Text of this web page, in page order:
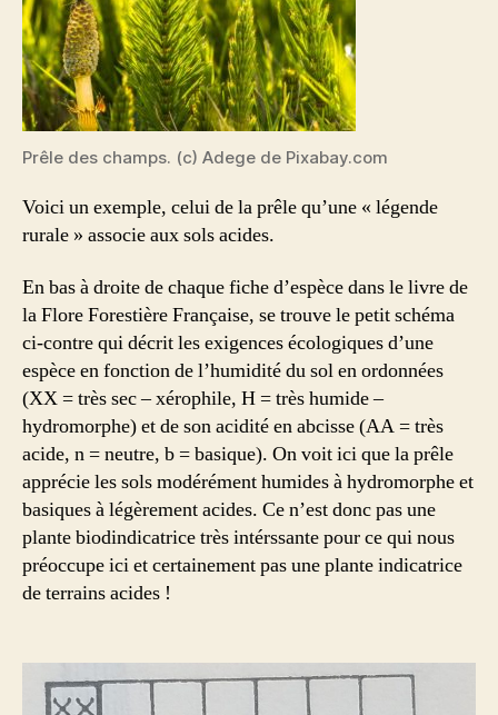
Prêle des champs. (c) Adege de Pixabay.com
Voici un exemple, celui de la prêle qu’une « légende
rurale » associe aux sols acides.
En bas à droite de chaque fiche d’espèce dans le livre de
la Flore Forestière Française, se trouve le petit schéma
ci-contre qui décrit les exigences écologiques d’une
espèce en fonction de l’humidité du sol en ordonnées
(XX = très sec – xérophile, H = très humide –
hydromorphe) et de son acidité en abcisse (AA = très
acide, n = neutre, b = basique). On voit ici que la prêle
apprécie les sols modérément humides à hydromorphe et
basiques à légèrement acides. Ce n’est donc pas une
plante biodindicatrice très intérssante pour ce qui nous
préoccupe ici et certainement pas une plante indicatrice
de terrains acides !